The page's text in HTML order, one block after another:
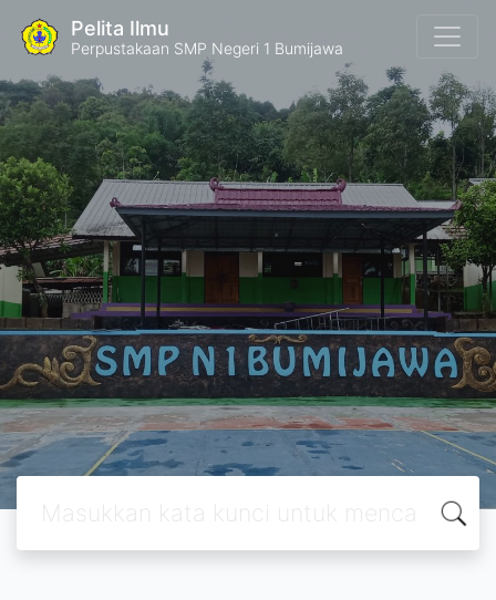
Pelita Ilmu
Perpustakaan SMP Negeri 1 Bumijawa